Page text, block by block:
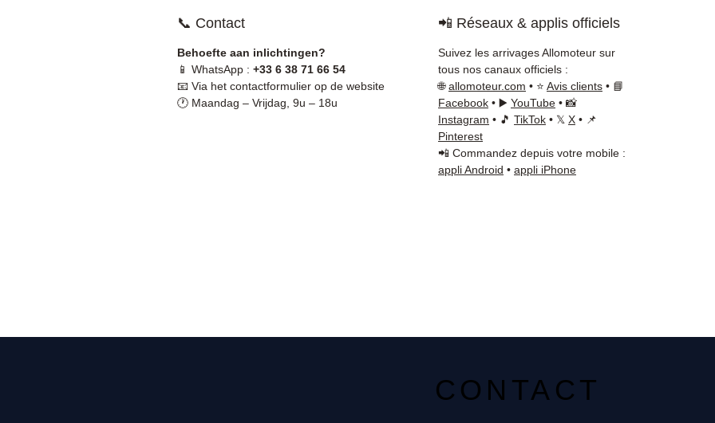
📞 Contact
Behoefte aan inlichtingen?
📱 WhatsApp : +33 6 38 71 66 54
📧 Via het contactformulier op de website
🕐 Maandag – Vrijdag, 9u – 18u
📲 Réseaux & applis officiels
Suivez les arrivages Allomoteur sur
tous nos canaux officiels :
🌐allomoteur.com • ⭐ Avis clients • 📘
Facebook • ▶️ YouTube • 📸
Instagram • 🎵 TikTok • 𝕏 X • 📌
Pinterest
📲 Commandez depuis votre mobile :
appli Android • appli iPhone
CONTACT